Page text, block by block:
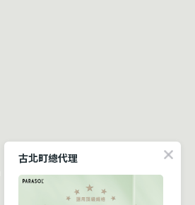
古北町總代理